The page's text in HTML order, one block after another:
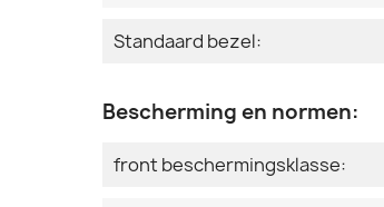
Standaard bezel:
Bescherming en normen:
front beschermingsklasse: